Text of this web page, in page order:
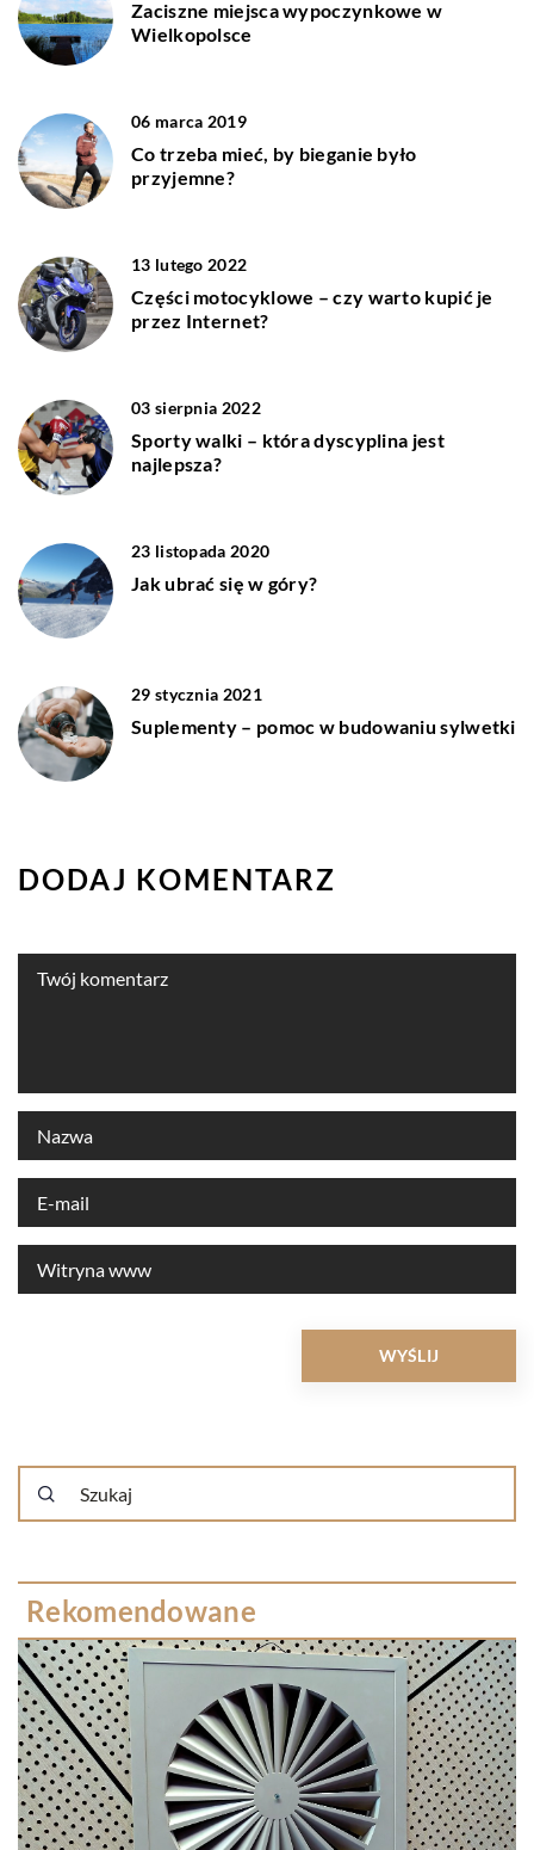
Zaciszne miejsca wypoczynkowe w
Wielkopolsce
06 marca 2019
Co trzeba mieć, by bieganie było
przyjemne?
13 lutego 2022
Części motocyklowe – czy warto kupić je
przez Internet?
03 sierpnia 2022
Sporty walki – która dyscyplina jest
najlepsza?
23 listopada 2020
Jak ubrać się w góry?
29 stycznia 2021
Suplementy – pomoc w budowaniu sylwetki
DODAJ KOMENTARZ
Rekomendowane